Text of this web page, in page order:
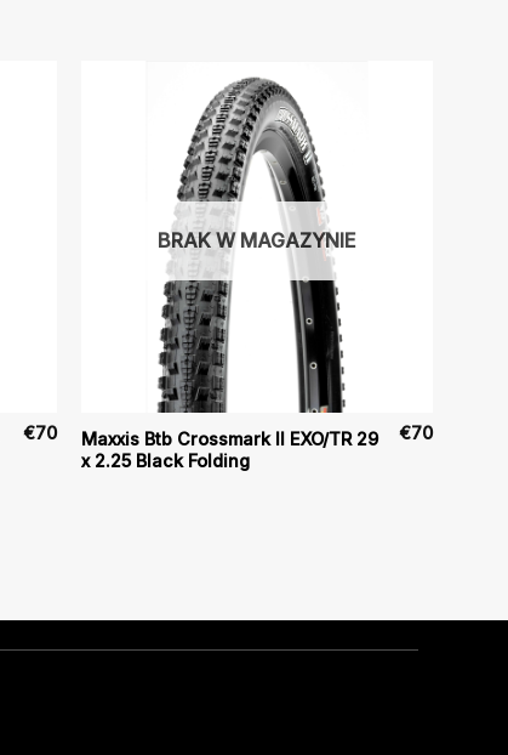
€70
BRAK W MAGAZYNIE
Maxxis Btb Crossmark II EXO/TR 29
x 2.25 Black Folding
€70